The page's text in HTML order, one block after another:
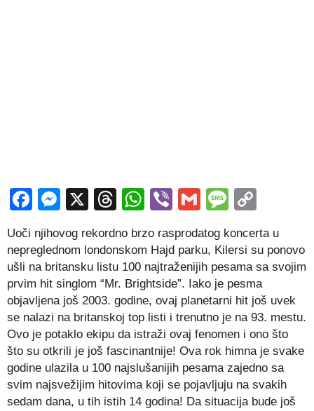
Facebook
Messenger
X Threads
WhatsApp
ViberGmail
Uoči njihovog rekordno brzo rasprodatog koncerta u
nepreglednom londonskom Hajd parku, Kilersi su ponovo
ušli na britansku listu 100 najtraženijih pesama sa svojim
prvim hit singlom “Mr. Brightside”. Iako je pesma
objavljena još 2003. godine, ovaj planetarni hit još uvek
se nalazi na britanskoj top listi i trenutno je na 93. mestu.
Ovo je potaklo ekipu da istraži ovaj fenomen i ono što
što su otkrili je još fascinantnije! Ova rok himna je svake
godine ulazila u 100 najslušanijih pesama zajedno sa
svim najsvežijim hitovima koji se pojavljuju na svakih
sedam dana, u tih istih 14 godina! Da situacija bude još